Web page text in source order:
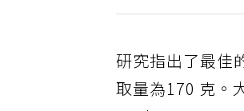
研究指出了最佳
取量為170 克。